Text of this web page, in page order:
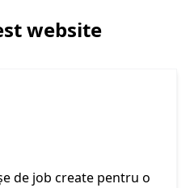
website
de job create pentru o